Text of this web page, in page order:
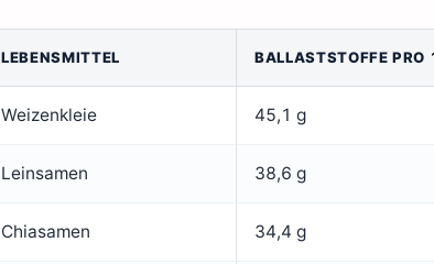
LEBENSMITTEL BALLASTSTOFFE PRO
Weizenkleie 45,1 g
Leinsamen 38,6 g
Chiasamen 34,4 g